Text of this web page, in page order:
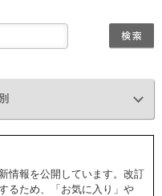
情報を公開しています。改訂
るため、「お気に入り」や